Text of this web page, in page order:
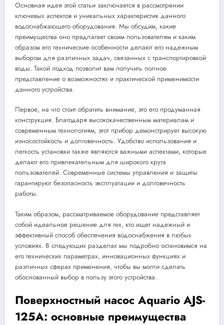
Основная идея этой статьи заключается в рассмотрении
ключевых аспектов и уникальных характеристик данного
водоснабжающего оборудования. Мы обсудим, какие
преимущества оно предлагает своим пользователям и каким
образом его технические особенности делают его надежным
выбором для различных задач, связанных с транспортировкой
воды. Такой подход позволит вам получить полное
представление о возможностях и практической применимости
данного устройства.
Первое, на что стоит обратить внимание, это его продуманная
конструкция. Благодаря высококачественным материалам и
современным технологиям, этот прибор демонстрирует высокую
износостойкость и долговечность. Удобство использования и
легкость установки также являются важными аспектами, которые
делают его привлекательным для широкого круга
пользователей. Современные системы управления и защиты
гарантируют безопасность эксплуатации и долговечность
работы.
Таким образом, рассматриваемое оборудование представляет
собой идеальное решение для тех, кто ищет надежный и
эффективный способ обеспечения водоснабжения в любых
условиях. В следующих разделах мы подробно остановимся на
его технических параметрах, инновационных функциях и
различных сферах применения, чтобы вы могли сделать
обоснованный выбор в пользу этого устройства.
Поверхностный насос Aquario AJS-
125A: основные преимущества